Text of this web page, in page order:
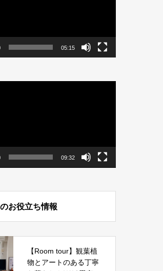
05:15
09:32
お役立ち情報
【Room tour】観葉植
物とアートのある丁寧